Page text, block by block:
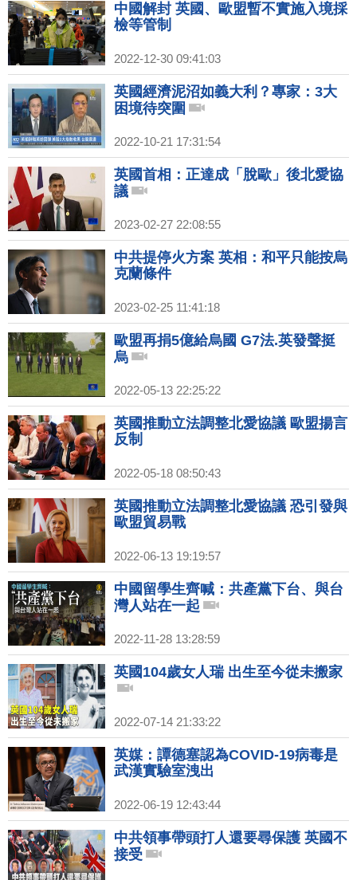
中國解封 英國、歐盟暫不實施入境採
檢等管制
2022-12-30 09:41:03
英國經濟泥沼如義大利？專家：3大
困境待突圍
2022-10-21 17:31:54
英國首相：正達成「脫歐」後北愛協
議
2023-02-27 22:08:55
中共提停火方案 英相：和平只能按烏
克蘭條件
2023-02-25 11:41:18
歐盟再捐5億給烏國 G7法.英發聲挺
烏
2022-05-13 22:25:22
英國推動立法調整北愛協議 歐盟揚言
反制
2022-05-18 08:50:43
英國推動立法調整北愛協議 恐引發與
歐盟貿易戰
2022-06-13 19:19:57
中國留學生齊喊：共產黨下台、與台
灣人站在一起
2022-11-28 13:28:59
英國104歲女人瑞 出生至今從未搬家
2022-07-14 21:33:22
英媒：譚德塞認為COVID-19病毒是
武漢實驗室洩出
2022-06-19 12:43:44
中共領事帶頭打人還要尋保護 英國不
接受